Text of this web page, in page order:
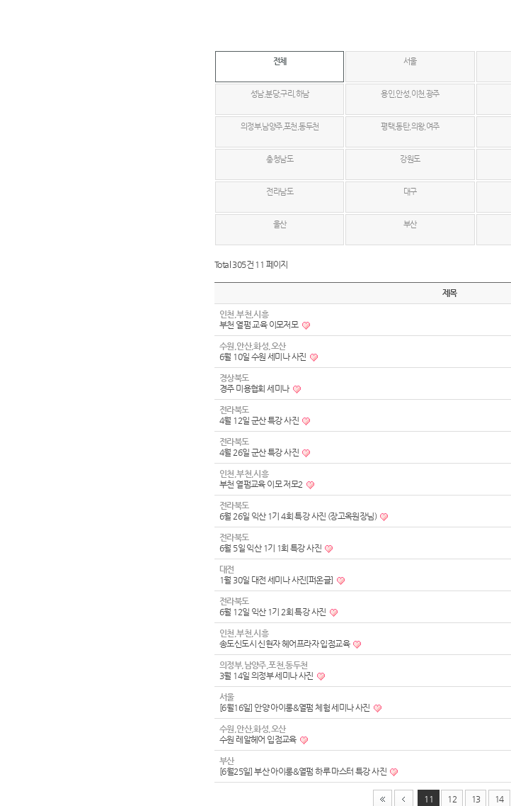
전체 서울
성남,분당,구리,하남 용인,안성,이천,광주
의정부,남양주,포천,동두천 평택,동탄,의왕,여주
충청남도 강원도
전라남도 대구
울산 부산
Total 305건 11 페이지
제목
인천,부천,시흥
부천 열펌 교육 이모저모
수원,안산,화성,오산
6월 10일 수원 세미나 사진
경상북도
경주 미용협회 세미나
전라북도
4월 12일 군산 특강 사진
전라북도
4월 26일 군산 특강 사진
인천,부천,시흥
부천 열펌교육 이모 저모2
전라북도
6월 26일 익산 1기 4회 특강 사진 (장고옥원장님)
전라북도
6월 5일 익산 1기 1회 특강 사진
대전
1월 30일 대전 세미나 사진[퍼온글]
전라북도
6월 12일 익산 1기 2회 특강 사진
인천,부천,시흥
송도신도시 신현자 헤어프라자 입점교육
의정부,남양주,포천,동두천
3월 14일 의정부 세미나 사진
서울
[6월16일] 안양 아이롱&열펌 체험 세미나 사진
수원,안산,화성,오산
수원 레알헤어 입점교육
부산
[6월25일] 부산 아이롱&열펌 하루 마스터 특강 사진
11 12 13 14